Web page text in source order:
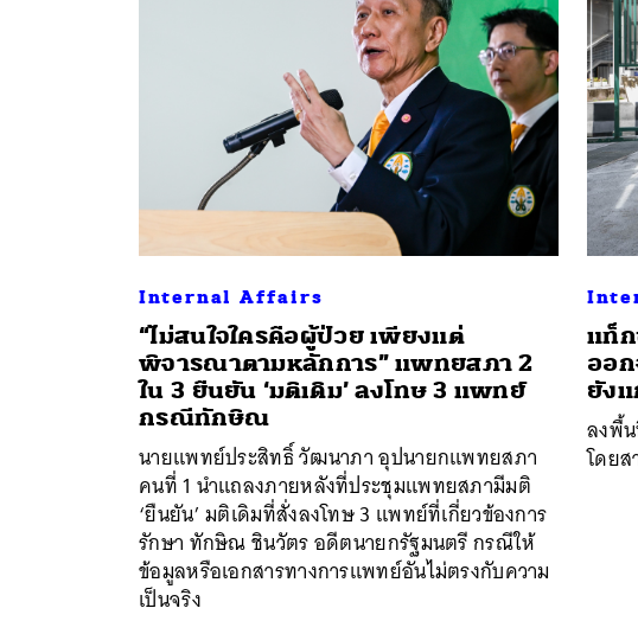
Internal Affairs
“ไม่สนใจใครคือผู้ป่วย เพียงแต่
พิจารณาตามหลักการ” แพทยสภา 2
ใน 3 ยืนยัน ‘มติเดิม’ ลงโทษ 3 แพทย์
กรณีทักษิณ
นายแพทย์ประสิทธิ์ วัฒนาภา อุปนายกแพทยสภา
คนที่ 1 นำแถลงภายหลังที่ประชุมแพทยสภามีมติ
‘ยืนยัน’ มติเดิมที่สั่งลงโทษ 3 แพทย์ที่เกี่ยวข้องการ
รักษา ทักษิณ ชินวัตร อดีตนายกรัฐมนตรี กรณีให้
ข้อมูลหรือเอกสารทางการแพทย์อันไม่ตรงกับความ
เป็นจริง
แท็
ออ
ยังแ
ลงพื้
โดยส
ค้นหา